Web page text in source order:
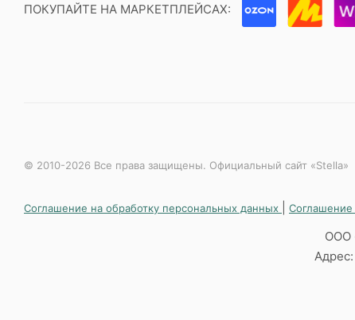
ПОКУПАЙТЕ НА МАРКЕТПЛЕЙСАХ:
© 2010-2026 Все права защищены. Официальный сайт «Stella»
Соглашение на обработку персональных данных Соглашение
ООО
Адрес: